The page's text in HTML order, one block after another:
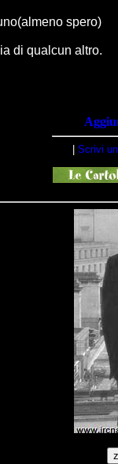
spero)
di qualcun altro.
Scrivi